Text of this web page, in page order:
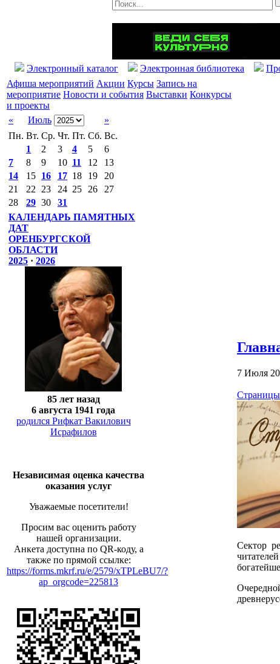
Электронный каталог Электронная библиотека
Афиша мероприятий Акции Курсы Запись на
мероприятие Новости и события Выставки Конкурсы
и проекты
«
Июль
»
Пн. Вт. Ср. Чт. Пт. Сб. Вс.
1
2 3 4 5
6
7
8 9 10 11 12
13
14
15 16 17 18 19
20
21
22 23 24 25 26
27
28
29 30
31
КАЛЕНДАРЬ ПАМЯТНЫХ
ДАТ
ОРЕНБУРГСКОЙ
ОБЛАСТИ
2025 · 2026
85 лет назад
6 августа 1941 года
родился Рифкат Вакилович
Исрафилов
Независимая оценка качества
оказания услуг
Уважаемые посетители!
Просим вас оценить работу
нашей организации.
Анкета доступна по QR-коду, а
также по прямой ссылке:
https://forms.mkrf.ru/e/2579/xTPLeBU7/?
ap_orgcode=225813
7 Июля
Страницы
Сектор